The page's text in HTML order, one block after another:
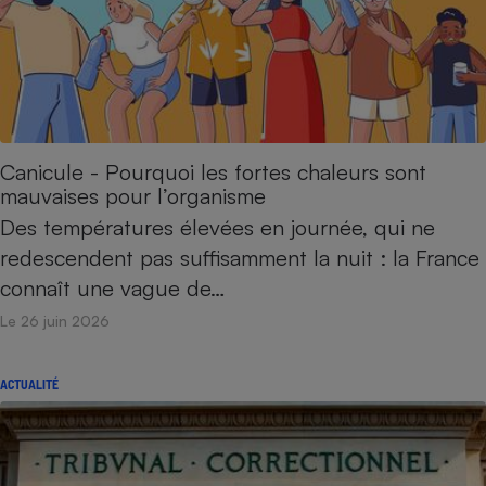
Canicule - Pourquoi les fortes chaleurs sont
mauvaises pour l’organisme
Des températures élevées en journée, qui ne
redescendent pas suffisamment la nuit : la France
connaît une vague de…
Le 26 juin 2026
ACTUALITÉ